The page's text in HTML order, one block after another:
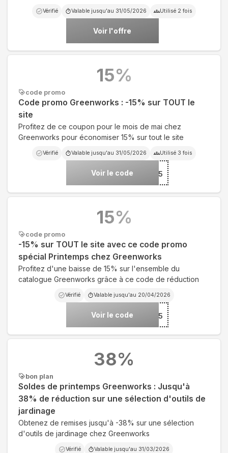
Vérifié Valable jusqu'au 31/05/2026 Utilisé 2 fois
Voir l'offre
code promo
Code promo Greenworks : -15% sur TOUT le
site
Profitez de ce coupon pour le mois de mai chez
Greenworks pour économiser 15% sur tout le site
Vérifié Valable jusqu'au 31/05/2026 Utilisé 3 fois
Voir le code ***15
15%
code promo
-15% sur TOUT le site avec ce code promo
spécial Printemps chez Greenworks
Profitez d'une baisse de 15% sur l'ensemble du
catalogue Greenworks grâce à ce code de réduction
Vérifié Valable jusqu'au 20/04/2026
Voir le code***ING15
15%
bon plan
Soldes de printemps Greenworks : Jusqu'à
38% de réduction sur une sélection d'outils de
jardinage
Obtenez de remises jusqu'à -38% sur une sélection
d'outils de jardinage chez Greenworks
Vérifié Valable jusqu'au 31/03/2026
38%